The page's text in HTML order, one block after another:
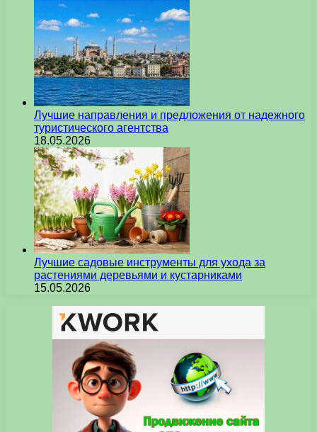
Лучшие направления и предложения от надежного
туристического агентства
18.05.2026
Лучшие садовые инструменты для ухода за
растениями деревьями и кустарниками
15.05.2026